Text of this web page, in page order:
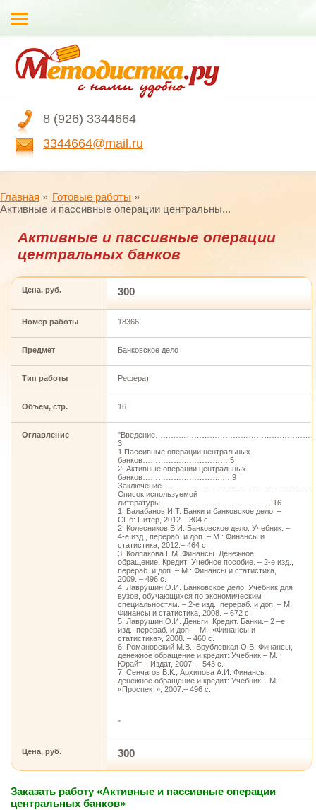
8 (926) 3344664
3344664@mail.ru
Главная
Готовые работы
Активные и пассивные операции центральны...
Активные и пассивные операции
центральных банков
Цена, руб. 300
Номер работы 18366
Предмет Банковское дело
Тип работы Реферат
Объем, стр. 16
Оглавление
3
1.Пассивные операции центральных
банков…………………………….5
2. Активные операции центральных
банков………………………….….9
Список используемой
литературы……………………………………..16
1. Балабанов И.Т. Банки и банковское дело. –
СПб: Питер, 2012. –304 с.
2. Колесников В.И. Банковское дело: Учебник. –
4-е изд., перераб. и доп. – М.: Финансы и
статистика, 2012.– 464 с.
3. Колпакова Г.М. Финансы. Денежное
обращение. Кредит: Учебное пособие. – 2-е изд.,
перераб. и доп. – М.: Финансы и статистика,
2009. – 496 с.
4. Лаврушин О.И. Банковское дело: Учебник для
вузов, обучающихся по экономическим
специальностям. – 2-е изд., перераб. и доп. – М.:
Финансы и статистика, 2008. – 672 с.
5. Лаврушин О.И. Деньги. Кредит. Банки.– 2 –е
изд., перераб. и доп. – М.: «Финансы и
статистика», 2008. – 460 с.
6. Романовский М.В., Врублевкая О.В. Финансы,
денежное обращение и кредит: Учебник.– М.:
Юрайт – Издат, 2007. – 543 с.
7. Сенчагов В.К., Архипова А.И. Финансы,
денежное обращение и кредит: Учебник.– М.:
«Проспект», 2007.– 496 с.
"
Цена, руб. 300
Заказать работу «Активные и пассивные операции
центральных банков»